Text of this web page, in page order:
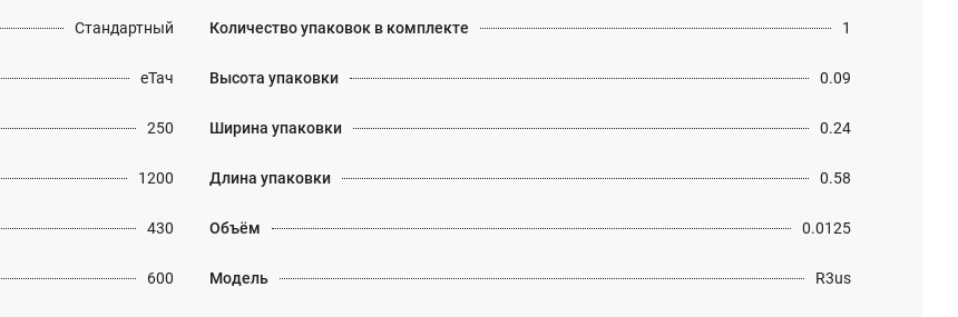
Стандартный
еТач
250
1200
430
600
Количество упаковок в комплекте 1
Высота упаковки 0.09
Ширина упаковки 0.24
Длина упаковки 0.58
Объём 0.0125
Модель R3us